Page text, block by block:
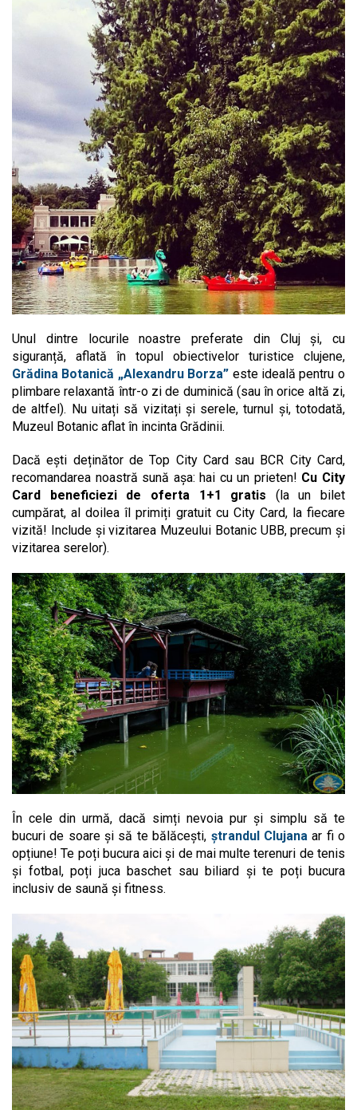
Unul dintre locurile noastre preferate din Cluj și, cu
siguranță, aflată în topul obiectivelor turistice clujene,
Grădina Botanică „Alexandru Borza” este ideală pentru o
plimbare relaxantă într-o zi de duminică (sau în orice altă zi,
de altfel). Nu uitați să vizitați și serele, turnul și, totodată,
Muzeul Botanic aflat în incinta Grădinii.
Dacă ești deținător de Top City Card sau BCR City Card,
recomandarea noastră sună așa: hai cu un prieten! Cu City
Card beneficiezi de oferta 1+1 gratis (la un bilet
cumpărat, al doilea îl primiți gratuit cu City Card, la fiecare
vizită! Include și vizitarea Muzeului Botanic UBB, precum și
vizitarea serelor).
În cele din urmă, dacă simți nevoia pur și simplu să te
bucuri de soare și să te bălăcești, ștrandul Clujana ar fi o
opțiune! Te poți bucura aici și de mai multe terenuri de tenis
și fotbal, poți juca baschet sau biliard și te poți bucura
inclusiv de saună și fitness.